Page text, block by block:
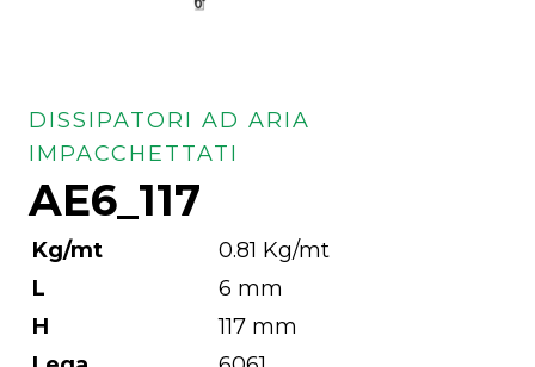
DISSIPATORI AD ARIA
IMPACCHETTATI
AE6_117
Kg/mt
0.81 Kg/mt
L
6 mm
H
117 mm